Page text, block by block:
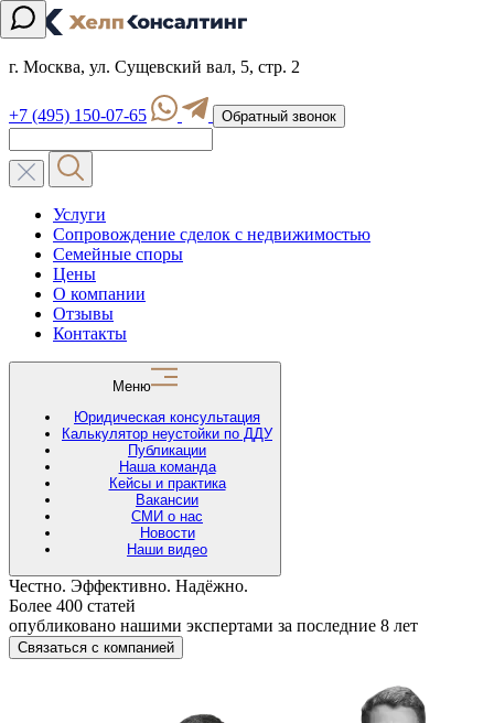
г. Москва, ул. Сущевский вал, 5, стр. 2
+7 (495) 150-07-65 Обратный звонок
Услуги
Сопровождение сделок с недвижимостью
Семейные споры
Цены
О компании
Отзывы
Контакты
Меню
Юридическая консультация
Калькулятор неустойки по ДДУ
Публикации
Наша команда
Кейсы и практика
Вакансии
СМИ о нас
Новости
Наши видео
Честно. Эффективно. Надёжно.
Более 400 статей
опубликовано нашими экспертами за последние 8 лет
Связаться с компанией